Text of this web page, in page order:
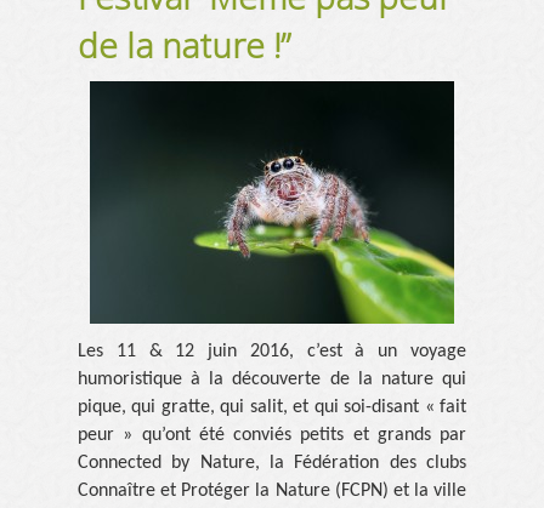
QUI SOMMES-NOUS ?
NOS ACTIONS
de la nature !”
Les 11 & 12 juin 2016, c’est à un voyage
humoristique à la découverte de la nature qui
pique, qui gratte, qui salit, et qui soi-disant « fait
peur » qu’ont été conviés petits et grands par
Connected by Nature, la Fédération des clubs
Connaître et Protéger la Nature (FCPN) et la ville